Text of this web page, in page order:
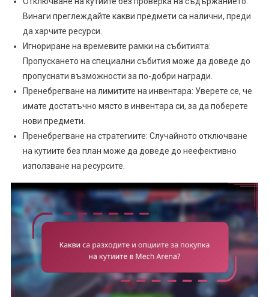
Винаги преглеждайте какви предмети са налични, преди
да харчите ресурси.
Игнориране на времевите рамки на събитията:
Пропускането на специални събития може да доведе до
пропуснати възможности за по-добри награди.
Пренебрегване на лимитите на инвентара: Уверете се, че
имате достатъчно място в инвентара си, за да поберете
нови предмети.
Пренебрегване на стратегиите: Случайното отключване
на кутиите без план може да доведе до неефективно
използване на ресурсите.